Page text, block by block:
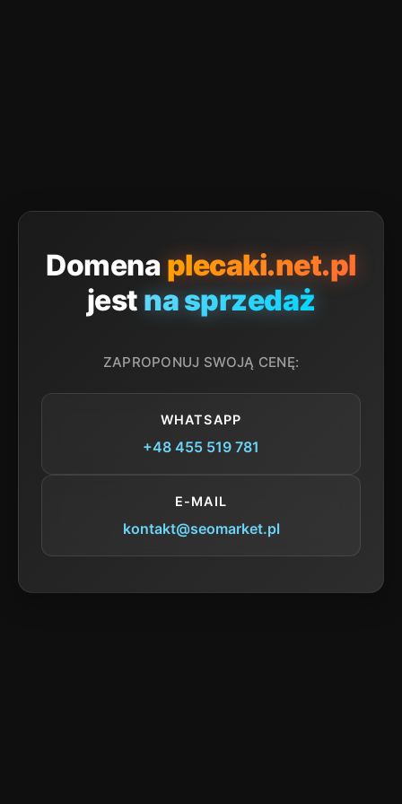
Domena plecaki.net.pl
jest na sprzedaż
ZAPROPONUJ SWOJĄ CENĘ:
WHATSAPP
+48 455 519 781
E-MAIL
kontakt@seomarket.pl